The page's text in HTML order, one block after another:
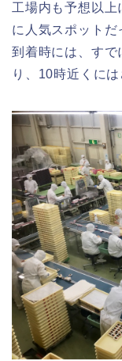
工場内も予想以
に人気スポット
到着時には、すで
り、10時近くに